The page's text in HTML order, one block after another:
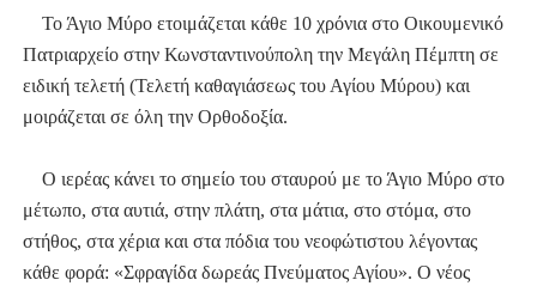
Το Άγιο Μύρο ετοιμάζεται κάθε 10 χρόνια στο Οικουμενικό
Πατριαρχείο στην Κωνσταντινούπολη την Μεγάλη Πέμπτη σε
ειδική τελετή (Τελετή καθαγιάσεως του Αγίου Μύρου) και
μοιράζεται σε όλη την Ορθοδοξία.
Ο ιερέας κάνει το σημείο του σταυρού με το Άγιο Μύρο στο
μέτωπο, στα αυτιά, στην πλάτη, στα μάτια, στο στόμα, στο
στήθος, στα χέρια και στα πόδια του νεοφώτιστου λέγοντας
κάθε φορά: «Σφραγίδα δωρεάς Πνεύματος Αγίου». Ο νέος